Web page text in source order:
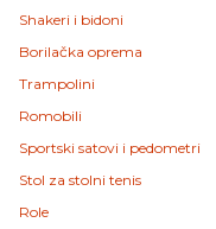
Shakeri i bidoni
Borilačka oprema
Trampolini
Romobili
Sportski satovi i pedometri
Stol za stolni tenis
Role